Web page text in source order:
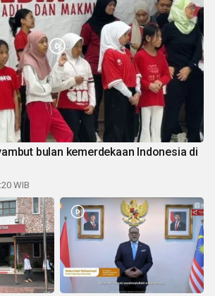
bulan kemerdekaan Indonesia di
WIB